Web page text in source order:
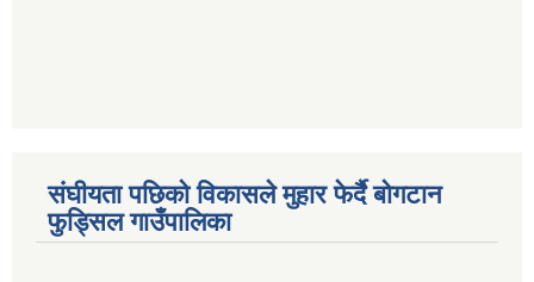
संघीयता पछिको विकासले मुहार फेर्दै बोगटान
फुड्सिल गाउँपालिका